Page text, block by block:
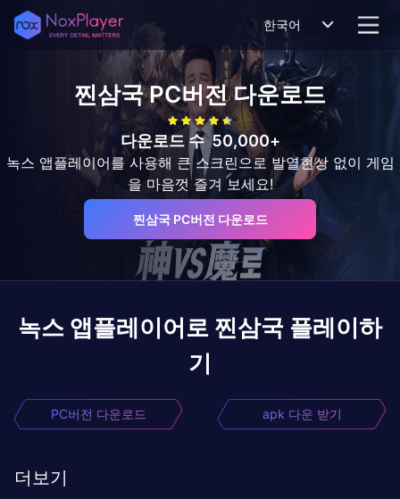
한국어
찐삼국PC버전 다운로드
다운로드 수 50,000+
녹스 앱플레이어를 사용해 큰 스크린으로 발열현상 없이 게임
을 마음껏 즐겨 보세요!
찐삼국 PC버전 다운로드
녹스 앱플레이어로 찐삼국 플레이하
기
PC버전 다운로드 apk 다운 받기
더보기